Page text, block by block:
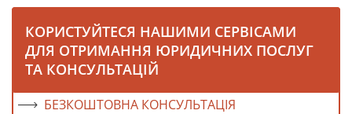
КОРИСТУЙТЕСЯ НАШИМИ СЕРВІСАМИ
ДЛЯ ОТРИМАННЯ ЮРИДИЧНИХ ПОСЛУГ
ТА КОНСУЛЬТАЦІЙ
БЕЗКОШТОВНА КОНСУЛЬТАЦІЯ